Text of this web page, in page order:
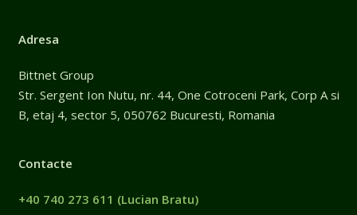
Adresa
Bittnet Group
Str. Sergent Ion Nutu, nr. 44, One Cotroceni Park, Corp A si
B, etaj 4, sector 5, 050762 Bucuresti, Romania
Contacte
+40 740 273 611 (Lucian Bratu)